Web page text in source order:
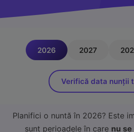
2026 2027
Verifică data nunții
Planifici o nuntă în 2026? Este
sunt perioadele în care nu